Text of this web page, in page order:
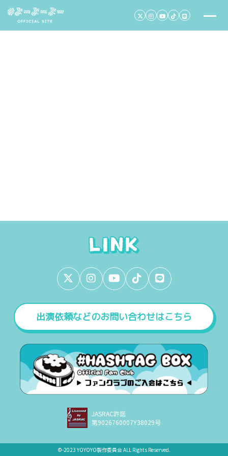
出演依頼などのお問い合わせはこちら
JASRAC許諾
第9026760007Y38029号
©︎-2023 YOYOYO製作委員会 ALL Rights Reserved.